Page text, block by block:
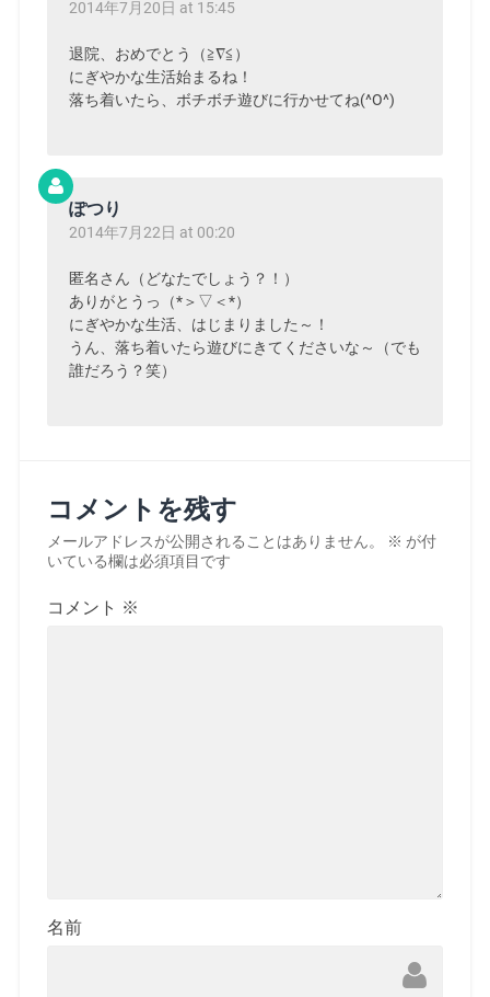
2014年7月20日 at 15:45
退院、おめでとう（≧∇≦）
にぎやかな生活始まるね！
落ち着いたら、ボチボチ遊びに行かせてね(^O^)
ぽつり
2014年7月22日 at 00:20
匿名さん（どなたでしょう？！）
ありがとうっ（*＞▽＜*）
にぎやかな生活、はじまりました～！
うん、落ち着いたら遊びにきてくださいな～（でも
誰だろう？笑）
コメントを残す
メールアドレスが公開されることはありません。 ※ が付
いている欄は必須項目です
コメント ※
名前